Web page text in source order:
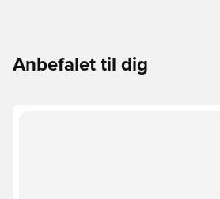
Anbefalet til dig